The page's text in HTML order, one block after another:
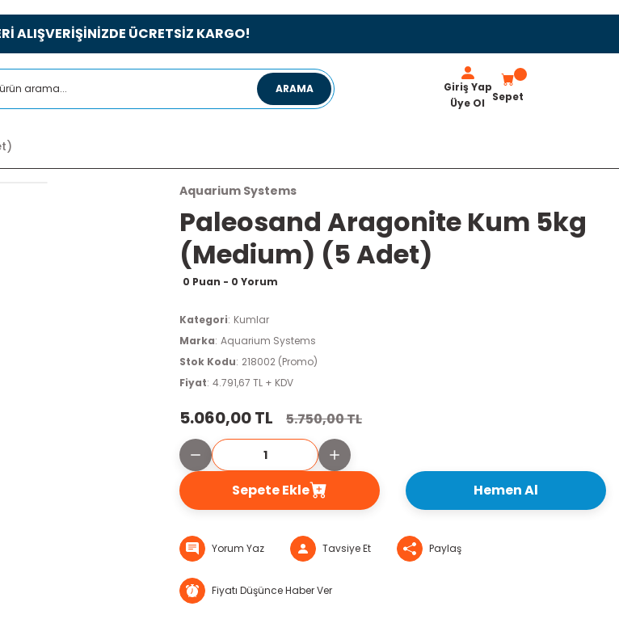
ALIŞVERİŞİNİZDE ÜCRETSİZ KARGO!
ARAMA
Giriş Yap
Üye Ol
Sepet
Aquarium Systems
Paleosand Aragonite Kum 5kg
(Medium) (5 Adet)
0 Puan - 0 Yorum
Kategori Kumlar
Marka Aquarium Systems
Stok Kodu 218002 (Promo)
Fiyat 4.791,67 TL + KDV
5.060,00 TL 5.750,00 TL
Sepete Ekle Hemen Al
Yorum Yaz Tavsiye Et Paylaş
Fiyatı Düşünce Haber Ver